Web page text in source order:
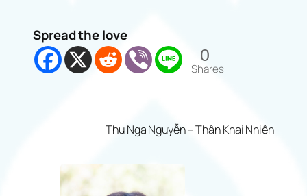
Spread the love
0
Shares
Thu Nga Nguyễn – Thân Khai Nhiên